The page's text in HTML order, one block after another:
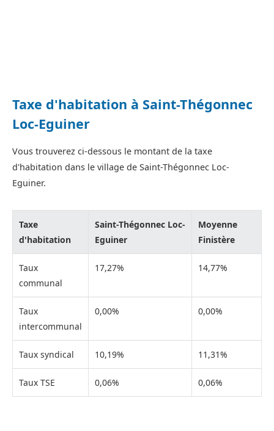
Taxe d'habitation à Saint-Thégonnec
Loc-Eguiner
Vous trouverez ci-dessous le montant de la taxe
d'habitation dans le village de Saint-Thégonnec Loc-
Eguiner.
Taxe
d'habitation
Saint-Thégonnec Loc-
Eguiner
Moyenne
Finistère
Taux
communal
17,27% 14,77%
Taux
intercommunal
0,00% 0,00%
Taux syndical 10,19% 11,31%
Taux TSE 0,06% 0,06%